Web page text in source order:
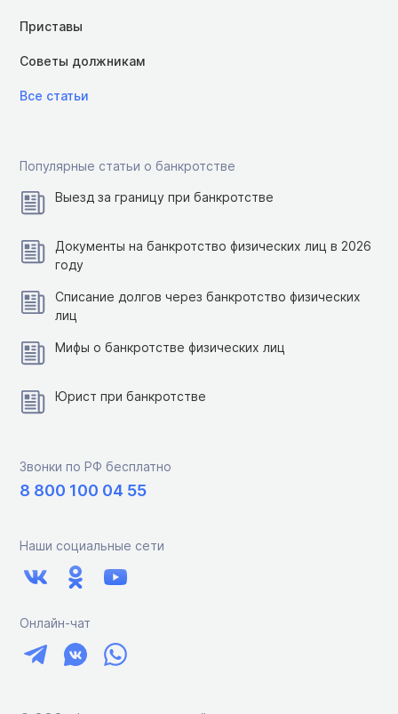
Приставы
Советы должникам
Все статьи
Популярные статьи о банкротстве
Выезд за границу при банкротстве
Документы на банкротство физических лиц в 2026
году
Списание долгов через банкротство физических
лиц
Мифы о банкротстве физических лиц
Юрист при банкротстве
Звонки по РФ бесплатно
8 800 100 04 55
Наши социальные сети
Онлайн-чат